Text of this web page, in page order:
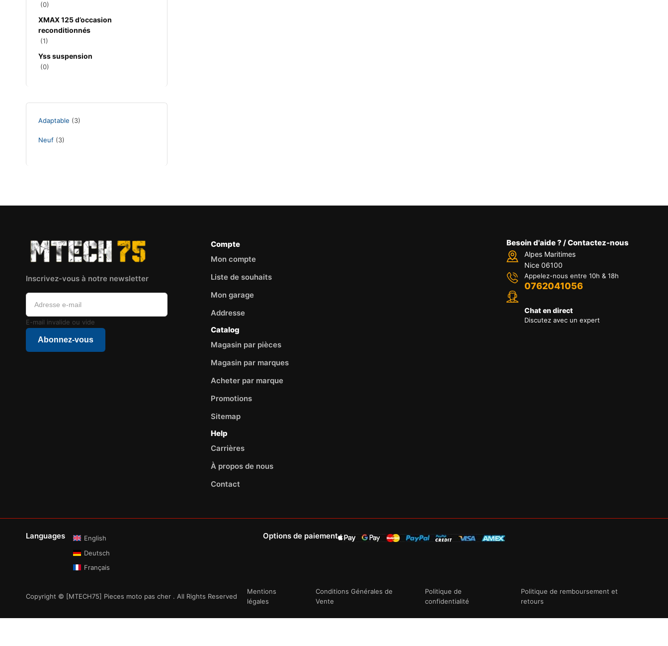
(0)
XMAX 125 d’occasion
reconditionnés
(1)
Yss suspension
(0)
Adaptable (3)
Neuf (3)
Inscrivez-vous à notre newsletter
E-mail invalide ou vide
Abonnez-vous
Compte
Mon compte
Liste de souhaits
Mon garage
Addresse
Catalog
Magasin par pièces
Magasin par marques
Acheter par marque
Promotions
Sitemap
Help
Carrières
À propos de nous
Contact
Besoin d'aide ? / Contactez-nous
Alpes Maritimes
Nice 06100
Appelez-nous entre 10h & 18h
0762041056
Chat en direct
Discutez avec un expert
Languages
English
Deutsch
Français
Options de paiement
Copyright © [MTECH75] Pieces moto pas cher . All Rights Reserved
Mentions
légales
Conditions Générales de
Vente
Politique de
confidentialité
Politique de remboursement et
retours